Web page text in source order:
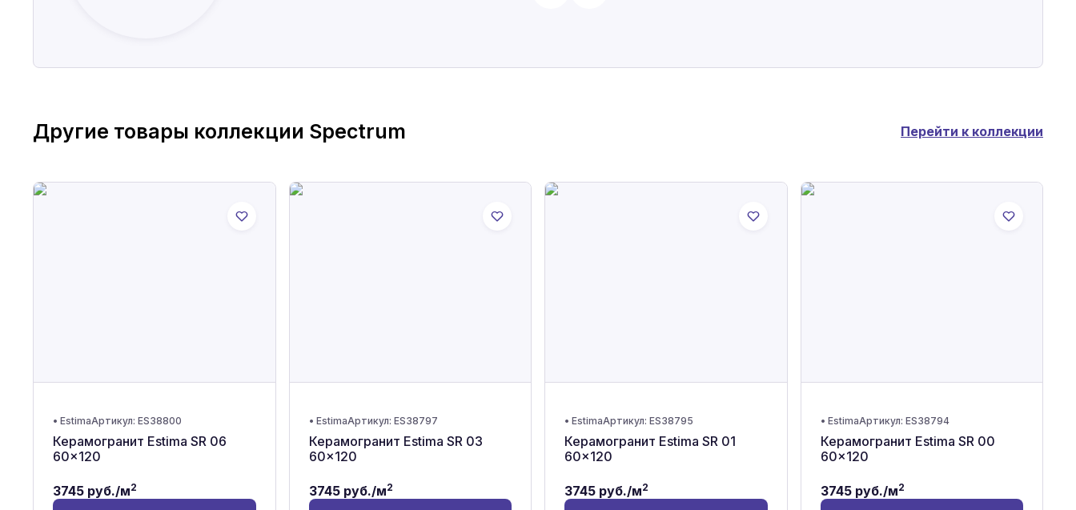
Другие товары коллекции Spectrum Перейти к коллекции
• EstimaАртикул: ES38800
Керамогранит Estima SR 06
60x120
3745 руб./м2
• EstimaАртикул: ES38797
Керамогранит Estima SR 03
60x120
3745руб./м2
• EstimaАртикул: ES38795
Керамогранит Estima SR 01
60x120
3745 руб./м2
• EstimaАртикул: ES38794
Керамогранит Estima SR 00
60x120
3745руб./м2